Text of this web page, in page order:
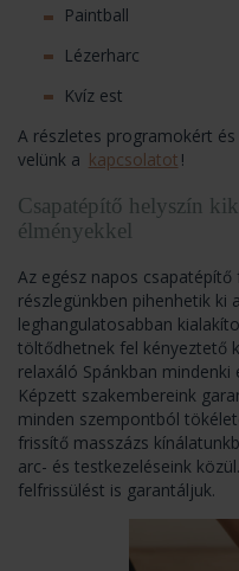
Paintball
Lézerharc
Kvíz est
A részletes programokért
velünk a kapcsolatot !
Csapatépítő helyszín
élményekkel
Az egész napos
részlegünkben pihenhetik ki
leghangulatosabban
töltődhetnek fel kényeztető
relaxáló Spánkban
Képzett szakembereink
minden szempontból
frissítő masszázs
arc- és testkezeléseink
felfrissülést is garantáljuk.